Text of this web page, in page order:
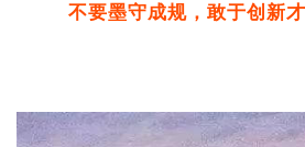
不要墨守成规，敢于创新才